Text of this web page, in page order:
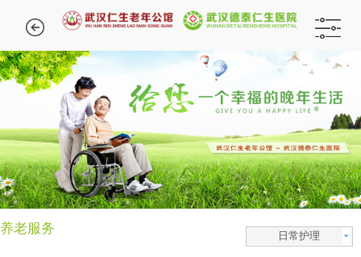
日常护理
养老服务